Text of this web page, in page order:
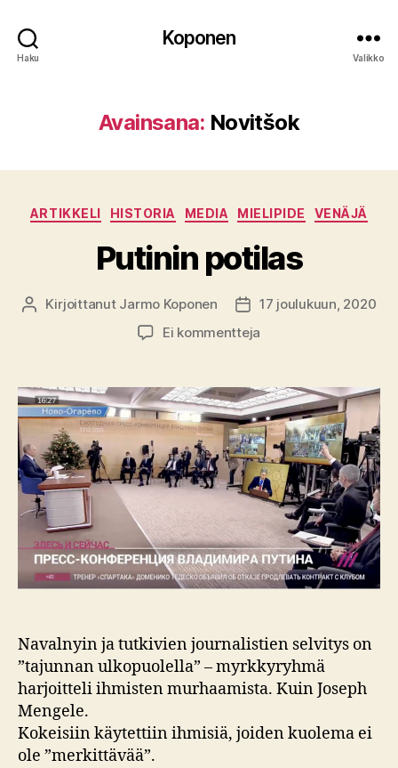
Haku
Koponen
Valikko
Avainsana: Novitšok
Kategoriat
ARTIKKELI HISTORIA MEDIA MIELIPIDE VENÄJÄ
Putinin potilas
Kirjoittaja
Kirjoittanut Jarmo Koponen Julkaisupäivämäärä
17 joulukuun, 2020
Ei kommentteja
Navalnyin ja tutkivien journalistien selvitys on
”tajunnan ulkopuolella” – myrkkyryhmä
harjoitteli ihmisten murhaamista. Kuin Joseph
Mengele.
Kokeisiin käytettiin ihmisiä, joiden kuolema ei
ole ”merkittävää”.